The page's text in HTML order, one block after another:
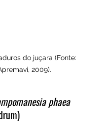
do juçara (Fonte:
2009).
phaea